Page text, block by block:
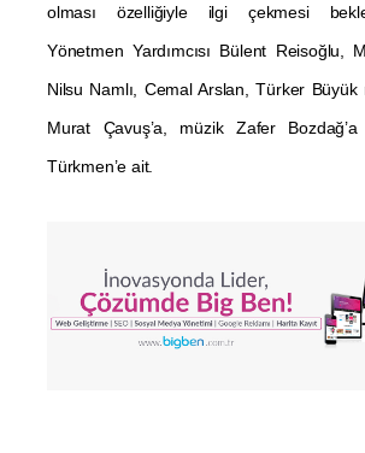
olması özelliğiyle ilgi çekmesi
Yönetmen Yardımcısı Bülent Reisoğlu,
Nilsu Namlı, Cemal Arslan, Türker Büyük
Murat Çavuş’a, müzik Zafer
Türkmen’e ait.